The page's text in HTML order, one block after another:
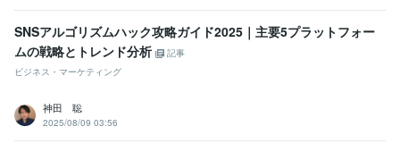
SNSアルゴリズムハック攻略ガイド2025｜主要5プラットフォー
ムの戦略とトレンド分析
記事
ビジネス・マーケティング
神田 聡
2025/08/09 03:56